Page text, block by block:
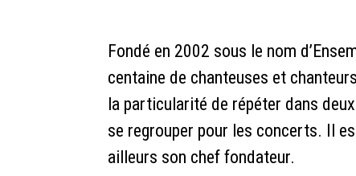
Fondé en 2002 sous le nom
centaine de chanteuses et
la particularité de répéter dans
se regrouper pour les concerts. Il
ailleurs son chef fondateur.